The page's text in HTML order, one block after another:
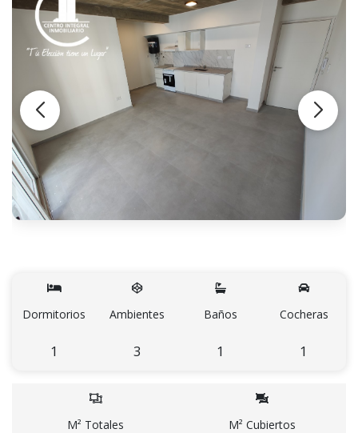
Dormitorios
1
Ambientes
3
Baños
1
Cocheras
1
M² Totales M² Cubiertos